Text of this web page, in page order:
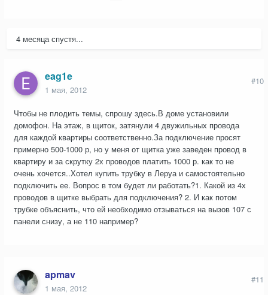
4 месяца спустя...
eag1e
1 мая, 2012
#10
Чтобы не плодить темы, спрошу здесь.В доме установили
домофон. На этаж, в щиток, затянули 4 двужильных провода
для каждой квартиры соответственно.За подключение просят
примерно 500-1000 р, но у меня от щитка уже заведен провод в
квартиру и за скрутку 2х проводов платить 1000 р. как то не
очень хочется..Хотел купить трубку в Леруа и самостоятельно
подключить ее. Вопрос в том будет ли работать?1. Какой из 4х
проводов в щитке выбрать для подключения? 2. И как потом
трубке объяснить, что ей необходимо отзываться на вызов 107 с
панели снизу, а не 110 например?
apmav
1 мая, 2012
#11